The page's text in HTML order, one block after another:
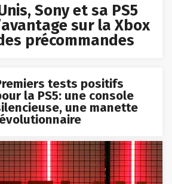
Sony et sa PS5
sur la Xbox
précommandes
tests positifs
la PS5: une console
une manette